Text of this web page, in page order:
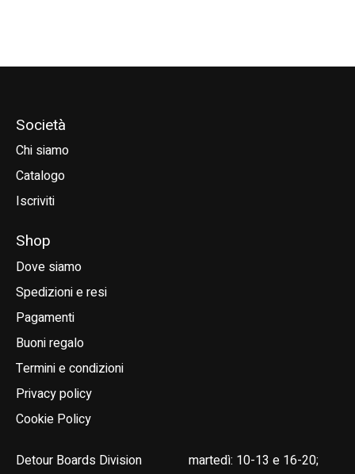
Società
Chi siamo
Catalogo
Iscriviti
Shop
Dove siamo
Spedizioni e resi
Pagamenti
Buoni regalo
Termini e condizioni
Privacy policy
Cookie Policy
Detour Boards Division
martedì: 10-13 e 16-20;